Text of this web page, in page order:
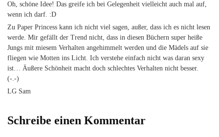
Oh, schöne Idee! Das greife ich bei Gelegenheit vielleicht auch mal auf,
wenn ich darf. :D
Zu Paper Princess kann ich nicht viel sagen, außer, dass ich es nicht lesen
werde. Mir gefällt der Trend nicht, dass in diesen Büchern super heiße
Jungs mit miesem Verhalten angehimmelt werden und die Mädels auf sie
fliegen wie Motten ins Licht. Ich verstehe einfach nicht was daran sexy
ist… Äußere Schönheit macht doch schlechtes Verhalten nicht besser.
(-.-)
LG Sam
Schreibe einen Kommentar